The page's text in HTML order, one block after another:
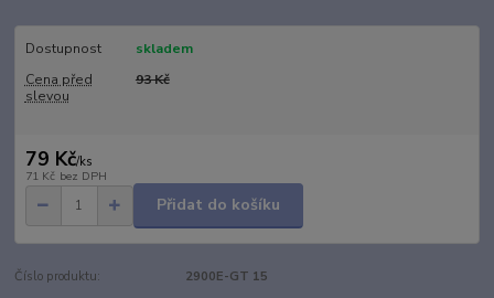
Dostupnost
skladem
Cena před
slevou
93 Kč
79 Kč/ks
71 Kč bez DPH
Přidat do košíku
Číslo produktu: 2900E-GT 15